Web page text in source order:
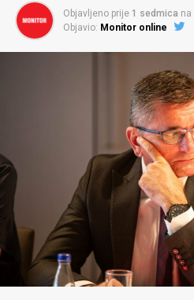
Objavljeno prije 1 sedmica na
Objavio: Monitor online